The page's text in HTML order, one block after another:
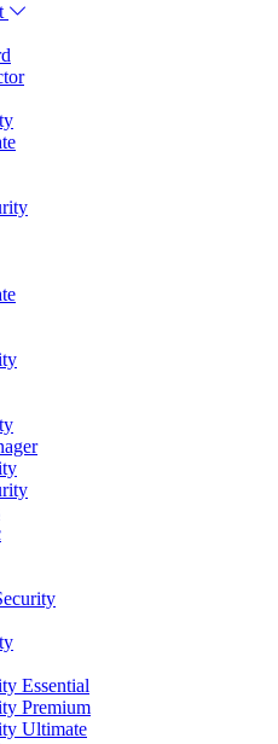
Essential
Premium
Ultimate